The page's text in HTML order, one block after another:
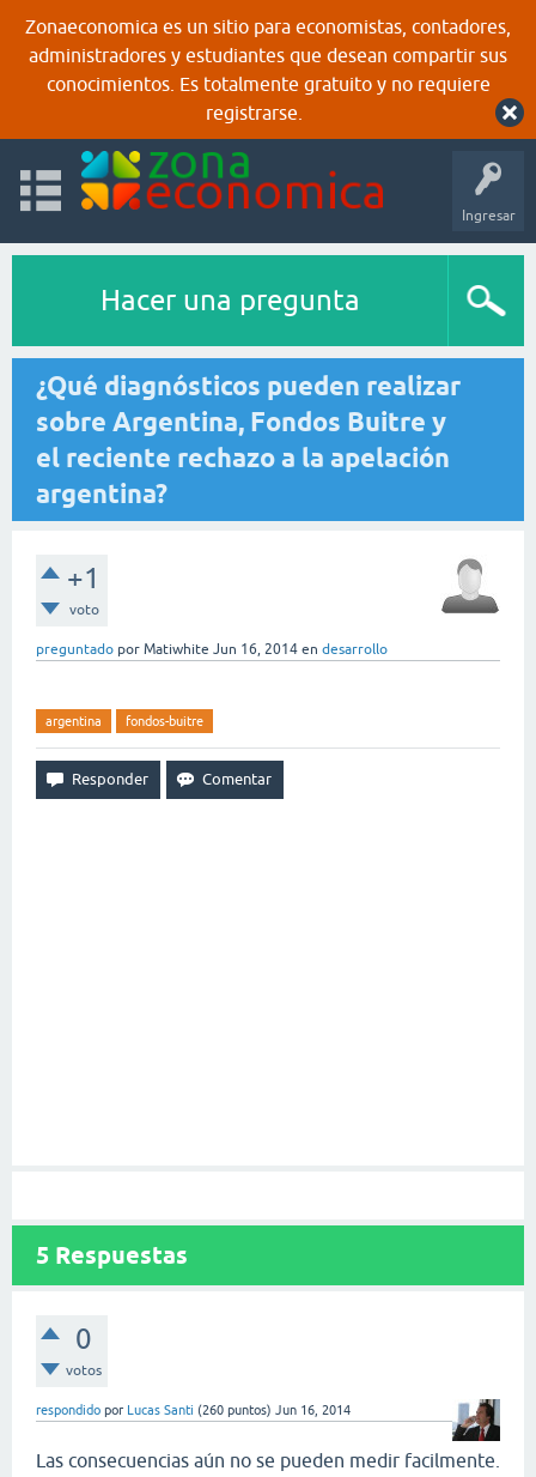
Zonaeconomica es un sitio para economistas, contadores,
administradores y estudiantes que desean compartir sus
conocimientos. Es totalmente gratuito y no requiere
registrarse.
Ingresar
Hacer una pregunta
¿Qué diagnósticos pueden realizar
sobre Argentina, Fondos Buitre y
el reciente rechazo a la apelación
argentina?
+1
voto
preguntado por Matiwhite Jun 16, 2014 en desarrollo
argentina fondos-buitre
5 Respuestas
0
votos
respondido por Lucas Santi (260 puntos) Jun 16, 2014
Las consecuencias aún no se pueden medir facilmente.